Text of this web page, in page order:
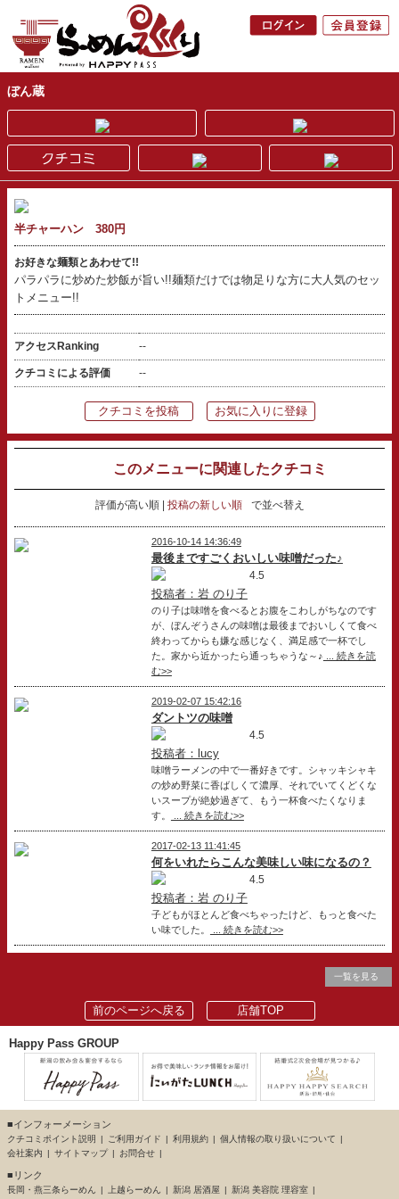
ぼん蔵
半チャーハン 380円
お好きな麺類とあわせて!!
パラパラに炒めた炒飯が旨い!!麺類だけでは物足りな方に大人気のセッ
トメニュー!!
アクセスRanking --
クチコミによる評価 --
クチコミを投稿 お気に入りに登録
このメニューに関連したクチコミ
評価が高い順 投稿の新しい順 で並べ替え
2016-10-14 14:36:49
最後まですごくおいしい味噌だった♪
4.5
投稿者：岩 のり子
のり子は味噌を食べるとお腹をこわしがちなのです
が、ぼんぞうさんの味噌は最後までおいしくて食べ
終わってからも嫌な感じなく、満足感で一杯でし
た。家から近かったら通っちゃうな～♪ ... 続きを読
む>>
2019-02-07 15:42:16
ダントツの味噌
4.5
投稿者：lucy
味噌ラーメンの中で一番好きです。シャッキシャキ
の炒め野菜に香ばしくて濃厚、それでいてくどくな
いスープが絶妙過ぎて、もう一杯食べたくなりま
す。
... 続きを読む>>
2017-02-13 11:41:45
何をいれたらこんな美味しい味になるの？
4.5
投稿者：岩 のり子
子どもがほとんど食べちゃったけど、もっと食べた
い味でした。
... 続きを読む>>
一覧を見る
前のページへ戻る 店舗TOP
Happy Pass GROUP
■インフォーメーション
クチコミポイント説明 ご利用ガイド 利用規約
個人情報の取り扱いについて
会社案内
サイトマップ お問合せ
■リンク
長岡・燕三条らーめん 上越らーめん 新潟 居酒屋
新潟 美容院 理容室